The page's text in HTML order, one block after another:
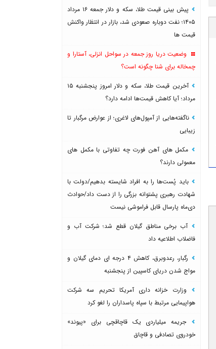
پیش بینی قیمت طلا، سکه و دلار جمعه ۱۶ مرداد
۱۴۰۵؛ نفت دوباره صعودی شد، بازار در انتظار واکنش
قیمت ها
وضعیت دریا روز جمعه در سواحل انزلی، آستارا و
چمخاله برای شنا چگونه است؟
آخرین قیمت طلا، سکه و دلار امروز پنجشنبه ۱۵
مرداد؛ آیا کاهش قیمت‌ها ادامه دارد؟
ناگفته‌هایی از آمپول‌های لاغری؛ از عوارض مرگبار تا
زیبایی
مکمل های آهن فورت چه تفاوتی با مکمل های
معمولی دارند؟
باید پُست‌ها را به افراد شایسته بدهیم/دولت با
شهادت رهبری پشتوانه بزرگی را از دست داد/حوادث
دی‌ماه پارسال قابل فراموشی نیست
آب برخی مناطق گیلان قطع شد؛ شرکت آب و
فاضلاب اطلاعیه داد
رگبار، رعدوبرق، کاهش ۴ درجه ای دمای گیلان و
مواج شدن دریای کاسپین از پنجشنبه
وزارت خزانه داری آمریکا تحریم سه شرکت
هواپیمایی مرتبط با سپاه پاسداران را لغو کرد
جریمه میلیاردی یک قاچاقچی برای «پیوند»
خودروی تصادفی و قاچاق